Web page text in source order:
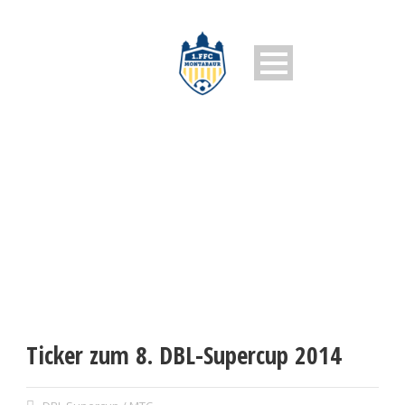
Ticker zum 8. DBL-Supercup 2014